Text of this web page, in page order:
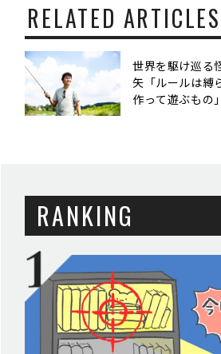
RELATED ARTICLES
世界を駆け巡る
矢「ルールは縛
作って遊ぶもの」
RANKING